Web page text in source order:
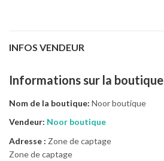
INFOS VENDEUR
Informations sur la boutique
Nom de la boutique: Noor boutique
Vendeur: Noor boutique
Adresse : Zone de captage
Zone de captage